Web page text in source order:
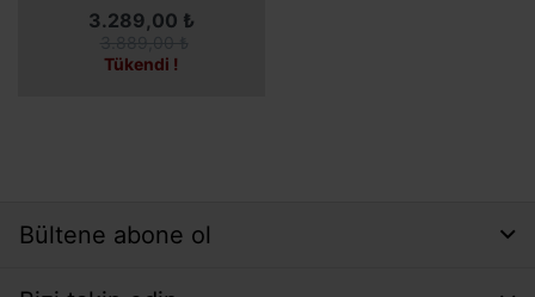
3.289,00 ₺
Tükendi !
Bültene abone ol